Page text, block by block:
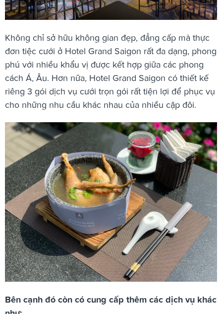
Không chỉ sở hữu không gian đẹp, đẳng cấp mà thực
đơn tiệc cưới ở Hotel Grand Saigon rất đa dạng, phong
phú với nhiều khẩu vị được kết hợp giữa các phong
cách Á, Âu. Hơn nữa, Hotel Grand Saigon có thiết kế
riêng 3 gói dịch vụ cưới trọn gói rất tiện lợi để phục vụ
cho những nhu cầu khác nhau của nhiều cặp đôi.
Bên cạnh đó còn có cung cấp thêm các dịch vụ khác